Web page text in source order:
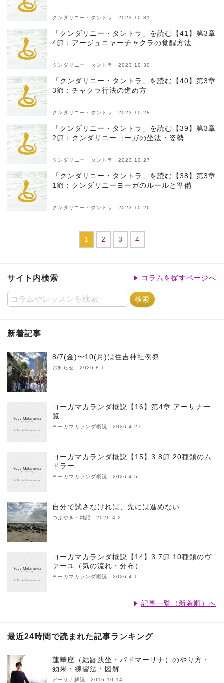
クンダリニー・タントラ 2023.10.31
「クンダリニー・タントラ」を読む【41】第3章
4節：アージュニャーチャクラの覚醒方法
クンダリニー・タントラ 2023.10.30
「クンダリニー・タントラ」を読む【40】第3章
3節：チャクラ行法の進め方
クンダリニー・タントラ 2023.10.28
「クンダリニー・タントラ」を読む【39】第3章
2節：クンダリニーヨーガの坐法・姿勢
クンダリニー・タントラ 2023.10.27
「クンダリニー・タントラ」を読む【38】第3章
1節：クンダリニーヨーガのルールと準備
クンダリニー・タントラ 2023.10.26
1 2 3 4
サイト内検索 コラムを探すページへ
新着記事
8/7(金)〜10(月)は住吉神社例祭
お知らせ 2026.8.1
ヨーガマカランダ概説【16】第4章 アーサナ一
覧
ヨーガマカランダ概説 2026.4.27
ヨーガマカランダ概説【15】3.8節 20種類のム
ドラー
ヨーガマカランダ概説 2026.4.5
自分で試さなければ、先には進めない
つぶやき・雑記 2026.4.2
ヨーガマカランダ概説【14】3.7節 10種類のヴ
ァーユ（気の流れ・分布）
ヨーガマカランダ概説 2026.4.1
記事一覧（新着順）へ
最近24時間で読まれた記事ランキング
蓮華座（結跏趺坐・パドマーサナ）のやり方・
効果・練習法・図解
アーサナ解説 2016.10.14